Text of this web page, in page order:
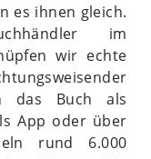
es ihnen gleich.
im
wir echte
das Buch als
App oder über
rund 6.000